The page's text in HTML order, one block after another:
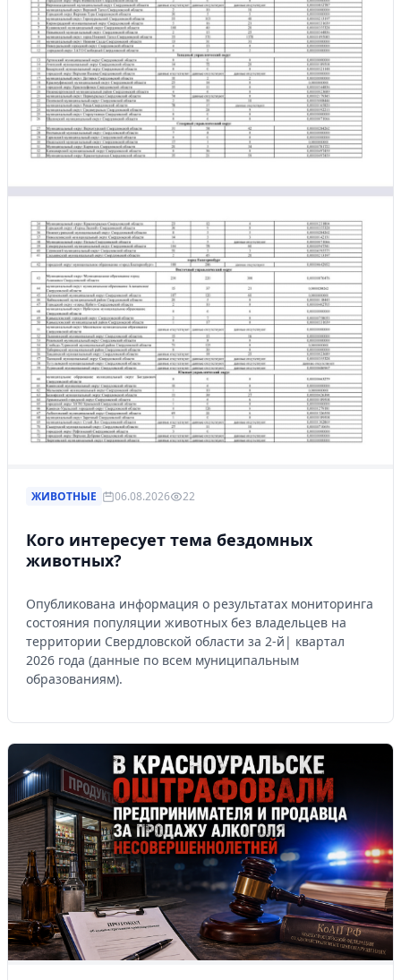
ЖИВОТНЫЕ 06.08.2026 22
Кого интересует тема бездомных
животных?
Опубликована информация о результатах мониторинга
состояния популяции животных без владельцев на
территории Свердловской области за 2-й| квартал
2026 года (данные по всем муниципальным
образованиям).